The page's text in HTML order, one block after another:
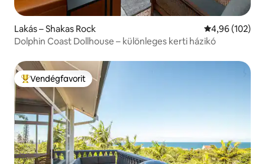
Lakás – Shakas Rock Átlagos
4,96 (102)
Dolphin Coast Dollhouse – különleges kerti házikó
Kiemelt vendégfavorit
Vendégfavorit